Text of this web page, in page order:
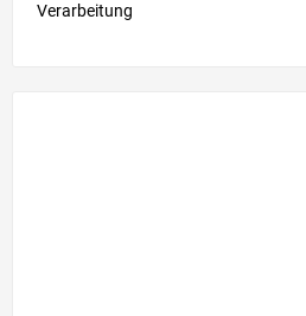
Verarbeitung